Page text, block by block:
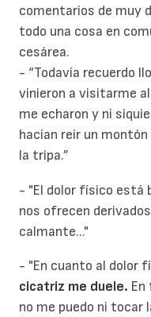
comentarios de muy
todo una cosa en
cesárea.
- “Todavía recuerdo
vinieron a visitarme
me echaron y ni
hacían reír un
la tripa.”
- "El dolor físico está
nos ofrecen
calmante..."
- "En cuanto al dolor
cicatriz me duele. En
no me puedo ni tocar